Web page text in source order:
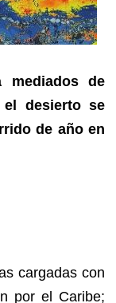
mediados de
desierto se
de año en
cargadas con
por el Caribe;